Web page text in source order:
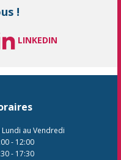
!
LINKEDIN
Lundi au Vendredi
- 12:00
- 17:30